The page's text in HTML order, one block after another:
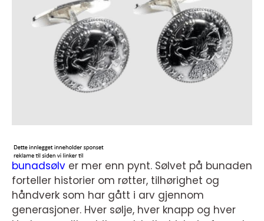
bunadsølv er mer enn pynt. Sølvet på bunaden
forteller historier om røtter, tilhørighet og
håndverk som har gått i arv gjennom
generasjoner. Hver sølje, hver knapp og hver